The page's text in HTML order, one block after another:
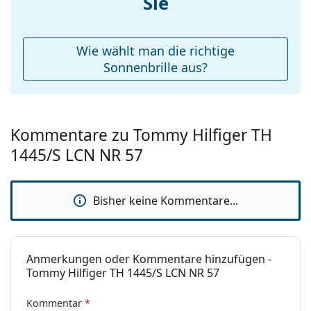
Reinigungstuch:
Ja
Marke:
Tommy Hilfiger
Verwendung:
Mode
Code:
TH1445/S LCN NR 57
Wie wählt man die richtige
Sonnenbrille aus?
Kommentare zu Tommy Hilfiger TH
1445/S LCN NR 57
Bisher keine Kommentare...
Anmerkungen oder Kommentare hinzufügen -
Tommy Hilfiger TH 1445/S LCN NR 57
Kommentar *